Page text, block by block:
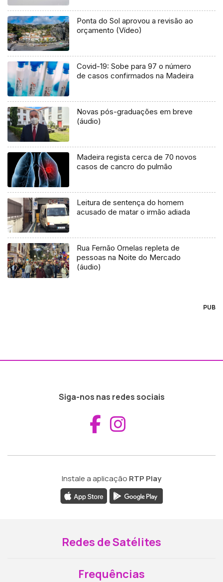
Ponta do Sol aprovou a revisão ao
orçamento (Vídeo)
Covid-19: Sobe para 97 o número
de casos confirmados na Madeira
Novas pós-graduações em breve
(áudio)
Madeira regista cerca de 70 novos
casos de cancro do pulmão
Leitura de sentença do homem
acusado de matar o irmão adiada
Rua Fernão Ornelas repleta de
pessoas na Noite do Mercado
(áudio)
PUB
Siga-nos nas redes sociais
Aceder ao
Instale a aplicação RTP Play
Redes de Satélites
Frequências